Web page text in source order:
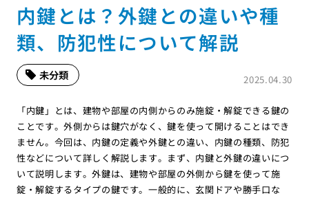
内鍵とは？外鍵との違いや種
類、防犯性について解説
2025.04.30
未分類
「内鍵」とは、建物や部屋の内側からのみ施錠・解錠できる鍵の
ことです。外側からは鍵穴がなく、鍵を使って開けることはでき
ません。今回は、内鍵の定義や外鍵との違い、内鍵の種類、防犯
性などについて詳しく解説します。まず、内鍵と外鍵の違いにつ
いて説明します。外鍵は、建物や部屋の外側から鍵を使って施
錠・解錠するタイプの鍵です。一般的に、玄関ドアや勝手口な